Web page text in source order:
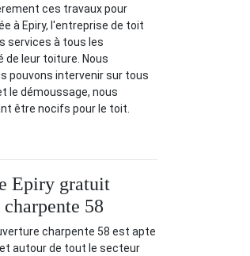
ces travaux pour
à Epiry, l'entreprise de toit
services à tous les
leur toiture. Nous
pouvons intervenir sur tous
le démoussage, nous
être nocifs pour le toit.
Epiry gratuit
58
charpente 58 est apte
autour de tout le secteur